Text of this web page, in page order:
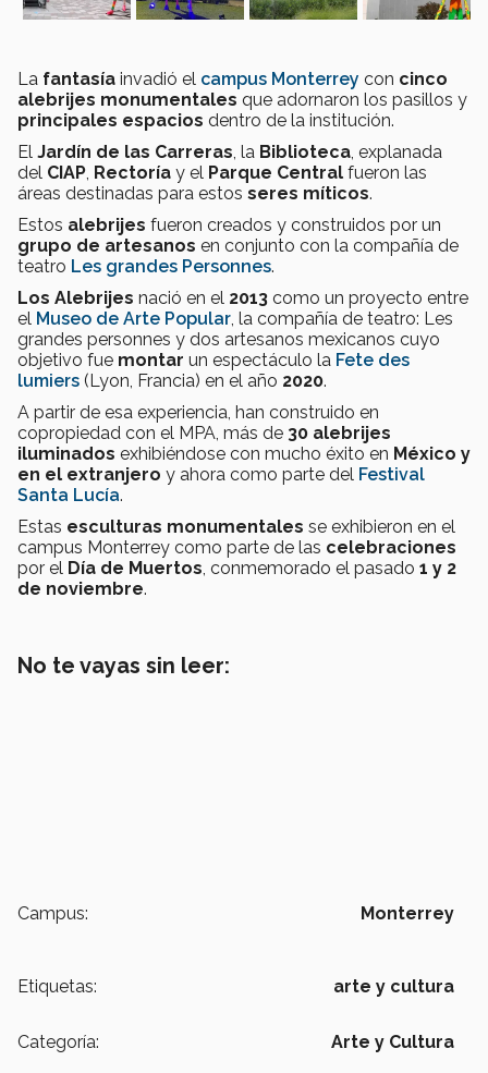
La fantasía invadió el campus Monterrey con cinco
alebrijes monumentales que adornaron los pasillos y
principales espacios dentro de la institución.
El Jardín de las Carreras , la Biblioteca , explanada
del CIAP Rectoría y el Parque Central fueron las
áreas destinadas para estos seres míticos.
Estos alebrijes fueron creados y construidos por un
grupo de artesanos en conjunto con la compañía de
teatro Les grandes Personnes.
Los Alebrijes nació en el 2013 como un proyecto entre
el Museo de Arte Popular , la compañía de teatro: Les
grandes personnes y dos artesanos mexicanos cuyo
objetivo fue montar un espectáculo la Fete des
lumiers (Lyon, Francia) en el año 2020.
A partir de esa experiencia, han construido en
copropiedad con el MPA, más de 30 alebrijes
iluminados exhibiéndose con mucho éxito en México y
en el extranjero y ahora como parte del Festival
Santa Lucía.
Estas esculturas monumentales se exhibieron en el
campus Monterrey como parte de las celebraciones
por el Día de Muertos , conmemorado el pasado 1 y 2
de noviembre.
No te vayas sin leer:
Campus: Monterrey
Etiquetas: arte y cultura
Categoría: Arte y Cultura